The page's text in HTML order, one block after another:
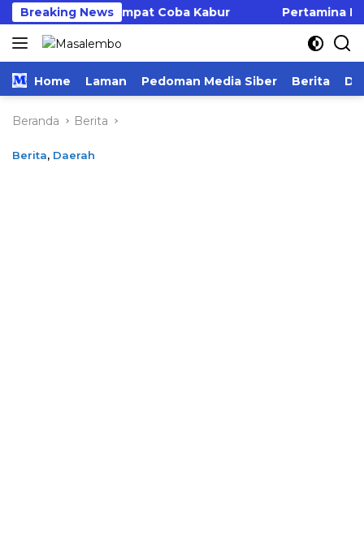
Langsung
ke
konten
Breaking News
Sempat Coba Kabur Pertamina Patra
Home Laman Pedoman Media Siber Berita
Beranda Berita
Berita, Daerah